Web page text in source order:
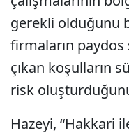
gerekli olduğunu
firmaların
çıkan koşulların
risk
Hazeyi, “Hakkari